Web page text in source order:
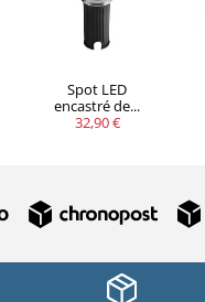
Spot LED
encastré de...
32,90 €